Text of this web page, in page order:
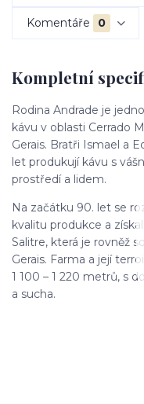
Komentáře 0
Kompletní
Rodina Andrade je
kávu v oblasti Cerrado
Gerais. Bratři Ismael a
let produkují kávu s
prostředí a lidem.
Na začátku 90. let se
kvalitu produkce a
Salitre, která je rovněž
Gerais. Farma a její
1 100 – 1 220 metrů, s
a sucha.